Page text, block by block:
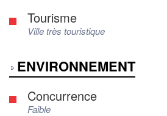
Tourisme
Ville très touristique
ENVIRONNEMENT
Concurrence
Faible